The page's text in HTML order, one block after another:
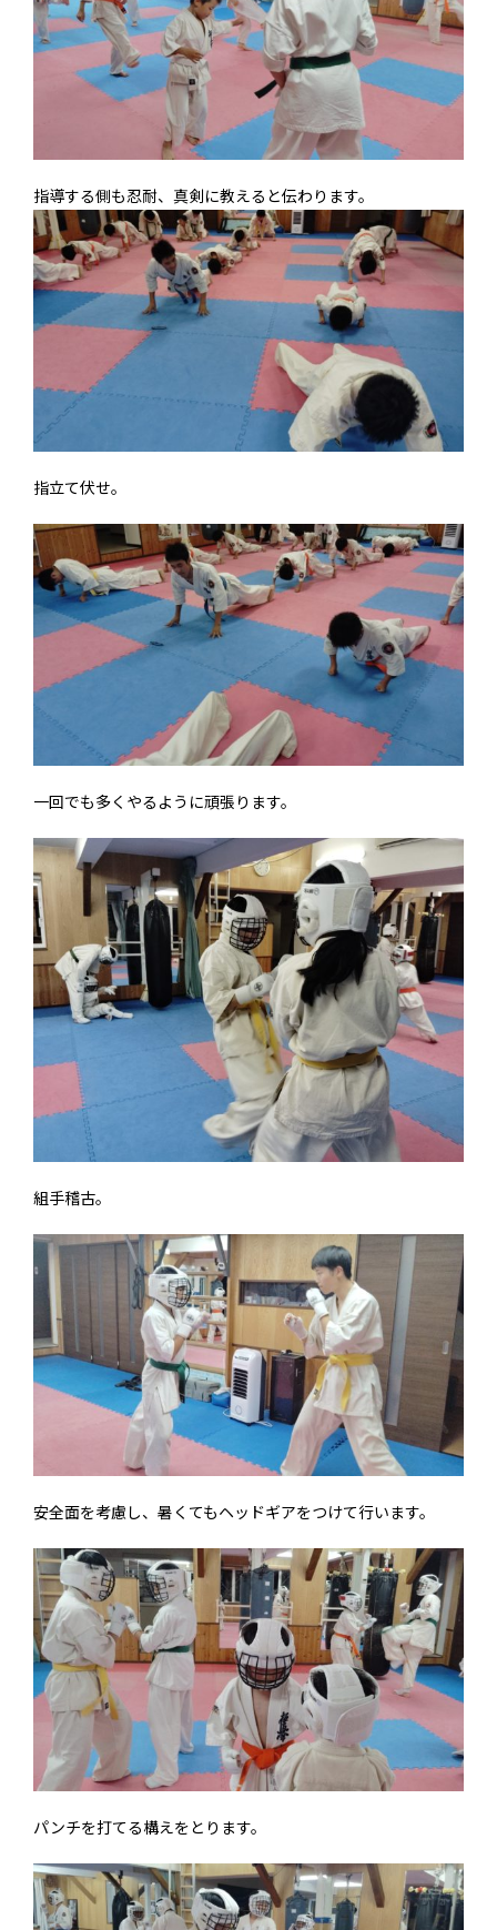
指導する側も忍耐、真剣に教えると伝わります。
指立て伏せ。
一回でも多くやるように頑張ります。
組手稽古。
安全面を考慮し、暑くてもヘッドギアをつけて行います。
パンチを打てる構えをとります。